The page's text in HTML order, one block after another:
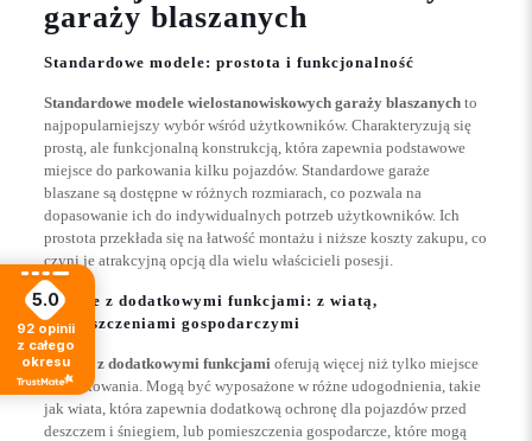
garaży blaszanych
Standardowe modele: prostota i funkcjonalność
Standardowe modele wielostanowiskowych garaży blaszanychto
najpopularniejszy wybór wśród użytkowników. Charakteryzują się
prostą, ale funkcjonalną konstrukcją, która zapewnia podstawowe
miejsce do parkowania kilku pojazdów. Standardowe garaże
blaszane są dostępne w różnych rozmiarach, co pozwala na
dopasowanie ich do indywidualnych potrzeb użytkowników. Ich
prostota przekłada się na łatwość montażu i niższe koszty zakupu, co
czyni je atrakcyjną opcją dla wielu właścicieli posesji.
Garaże z dodatkowymi funkcjami: z wiatą,
pomieszczeniami gospodarczymi
Garaże z dodatkowymi funkcjami oferują więcej niż tylko miejsce
do parkowania. Mogą być wyposażone w różne udogodnienia, takie
jak wiata, która zapewnia dodatkową ochronę dla pojazdów przed
deszczem i śniegiem, lub pomieszczenia gospodarcze, które mogą
5.0
92 opinii
z całego
okresu